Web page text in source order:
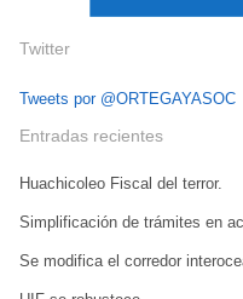
Twitter
Tweets por @ORTEGAYASOC
Entradas recientes
Huachicoleo Fiscal del terror.
Simplificación de trámites en
Se modifica el corredor